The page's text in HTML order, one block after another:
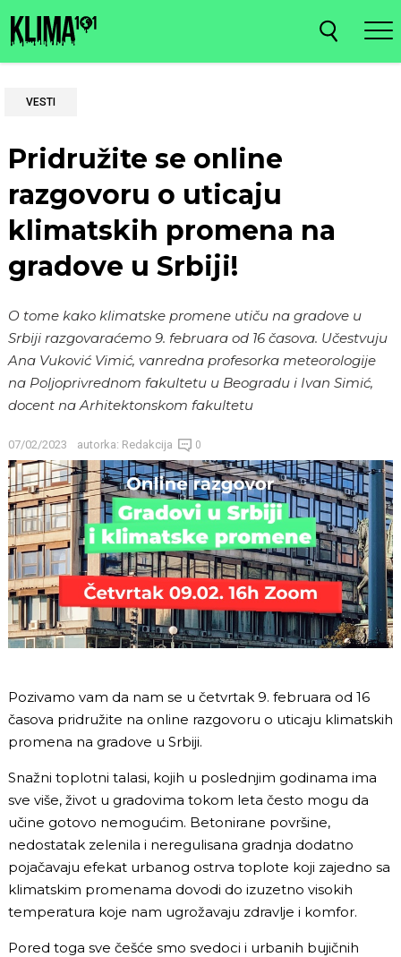
VESTI
Pridružite se online
razgovoru o uticaju
klimatskih promena na
gradove u Srbiji!
O tome kako klimatske promene utiču na gradove u
Srbiji razgovaraćemo 9. februara od 16 časova. Učestvuju
Ana Vuković Vimić, vanredna profesorka meteorologije
na Poljoprivrednom fakultetu u Beogradu i Ivan Simić,
docent na Arhitektonskom fakultetu
07/02/2023 autorka: Redakcija 0
Pozivamo vam da nam se u četvrtak 9. februara od 16
časova pridružite na online razgovoru o uticaju klimatskih
promena na gradove u Srbiji.
Snažni toplotni talasi, kojih u poslednjim godinama ima
sve više, život u gradovima tokom leta često mogu da
učine gotovo nemogućim. Betonirane površine,
nedostatak zelenila i neregulisana gradnja dodatno
pojačavaju efekat urbanog ostrva toplote koji zajedno sa
klimatskim promenama dovodi do izuzetno visokih
temperatura koje nam ugrožavaju zdravlje i komfor.
Pored toga sve češće smo svedoci i urbanih bujičnih